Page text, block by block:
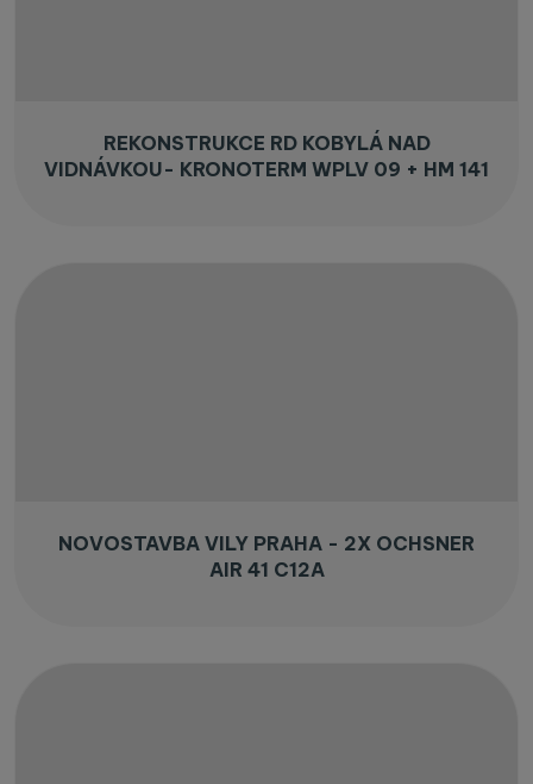
REKONSTRUKCE RD KOBYLÁ NAD
VIDNÁVKOU- KRONOTERM WPLV 09 + HM 141
NOVOSTAVBA VILY PRAHA - 2X OCHSNER
AIR 41 C12A